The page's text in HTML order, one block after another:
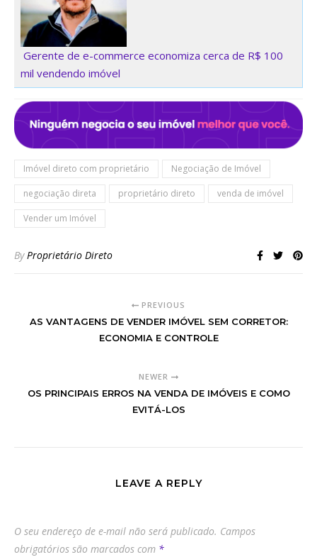
Gerente de e-commerce economiza cerca de R$ 100
mil vendendo imóvel
Imóvel direto com proprietário Negociação de Imóvel
negociação direta proprietário direto venda de imóvel
Vender um Imóvel
ByProprietário Direto
PREVIOUS
AS VANTAGENS DE VENDER IMÓVEL SEM CORRETOR:
ECONOMIA E CONTROLE
NEWER
OS PRINCIPAIS ERROS NA VENDA DE IMÓVEIS E COMO
EVITÁ-LOS
LEAVE A REPLY
O seu endereço de e-mail não será publicado. Campos
obrigatórios são marcados com *